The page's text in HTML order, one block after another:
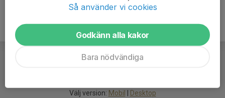
Välj version: Mobil Desktop
Så använder vi cookies
Godkänn alla kakor
Bara nödvändiga